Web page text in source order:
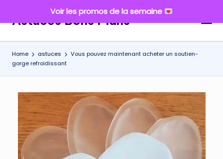
Skip
content
Astuces Bons Plans
Home astuces
Vous pouvez maintenant acheter un soutien-
gorge refroidissant
Voir les promos de la semaine